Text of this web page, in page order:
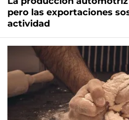
pero las exportaciones
actividad